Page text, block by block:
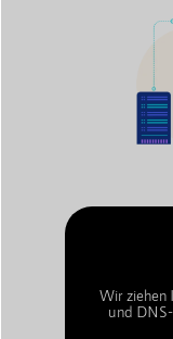
Wir ziehen
und